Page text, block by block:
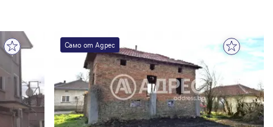
Често
задавани
въпроси
наематели
Анализ на
пазара
Новини
Само от Адрес